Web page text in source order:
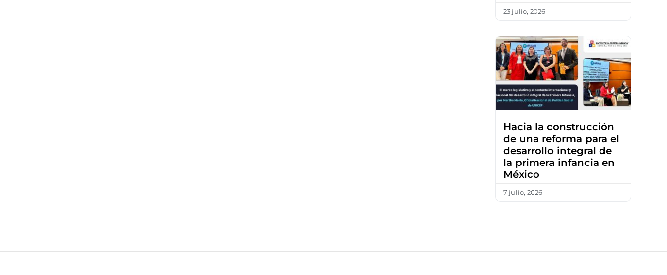
23 julio, 2026
Hacia la construcción
de una reforma para el
desarrollo integral de
la primera infancia en
México
7 julio, 2026